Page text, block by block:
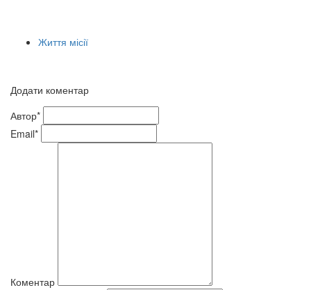
Життя місії
Додати коментар
Автор*
Email*
Коментар